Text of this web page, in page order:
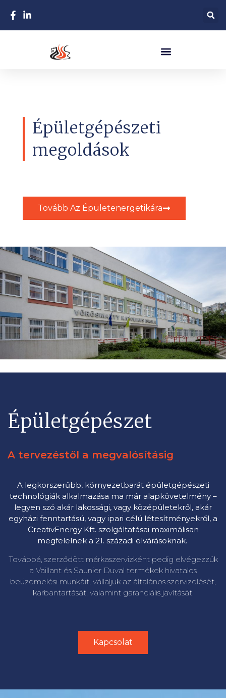
Épületgépészeti
megoldások
Tovább Az Épületenergetikára
Épületgépészet
A tervezéstől a megvalósításig
A legkorszerűbb, környezetbarát épületgépészeti
technológiák alkalmazása ma már alapkövetelmény –
legyen szó akár lakossági, vagy középületekről, akár
egyházi fenntartású, vagy ipari célú létesítményekről, a
CreativEnergy Kft. szolgáltatásai maximálisan
megfelelnek a 21. századi elvárásoknak.
Továbbá, szerződött márkaszervizként pedig elvégezzük
a Vaillant és Saunier Duval termékek hivatalos
beüzemelési munkáit, vállaljuk az általános szervizelését,
karbantartását, valamint garanciális javítását.
Kapcsolat